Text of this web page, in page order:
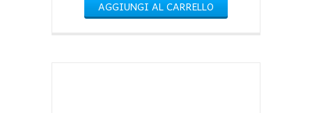
AGGIUNGI AL CARRELLO